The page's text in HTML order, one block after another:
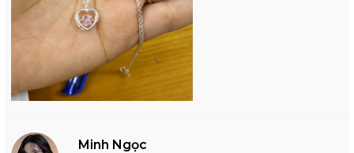
Minh Ngọc